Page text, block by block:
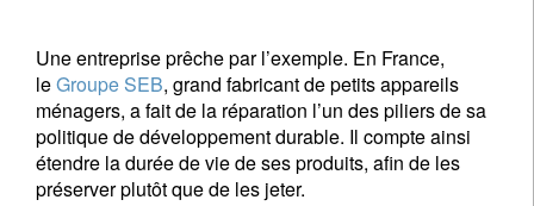
Une entreprise prêche par l’exemple. En France,
leGroupe SEB, grand fabricant de petits appareils
ménagers, a fait de la réparation l’un des piliers de sa
politique de développement durable. Il compte ainsi
étendre la durée de vie de ses produits, afin de les
préserver plutôt que de les jeter.
Country of residence
I'm not an US citizen*